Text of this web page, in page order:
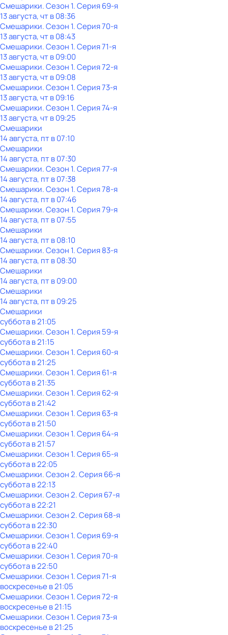
Смешарики. Сезон 1. Серия 69-я
13 августа, чт в 08:36
Смешарики. Сезон 1. Серия 70-я
13 августа, чт в 08:43
Смешарики. Сезон 1. Серия 71-я
13 августа, чт в 09:00
Смешарики. Сезон 1. Серия 72-я
13 августа, чт в 09:08
Смешарики. Сезон 1. Серия 73-я
13 августа, чт в 09:16
Смешарики. Сезон 1. Серия 74-я
13 августа, чт в 09:25
Смешарики
14 августа, пт в 07:10
Смешарики
14 августа, пт в 07:30
Смешарики. Сезон 1. Серия 77-я
14 августа, пт в 07:38
Смешарики. Сезон 1. Серия 78-я
14 августа, пт в 07:46
Смешарики. Сезон 1. Серия 79-я
14 августа, пт в 07:55
Смешарики
14 августа, пт в 08:10
Смешарики. Сезон 1. Серия 83-я
14 августа, пт в 08:30
Смешарики
14 августа, пт в 09:00
Смешарики
14 августа, пт в 09:25
Смешарики
субботав21:05
Смешарики. Сезон 1. Серия 59-я
субботав21:15
Смешарики. Сезон 1. Серия 60-я
субботав21:25
Смешарики. Сезон 1. Серия 61-я
субботав21:35
Смешарики. Сезон 1. Серия 62-я
субботав21:42
Смешарики. Сезон 1. Серия 63-я
субботав21:50
Смешарики. Сезон 1. Серия 64-я
субботав21:57
Смешарики. Сезон 1. Серия 65-я
субботав22:05
Смешарики. Сезон 2. Серия 66-я
субботав22:13
Смешарики. Сезон 2. Серия 67-я
субботав22:21
Смешарики. Сезон 2. Серия 68-я
субботав22:30
Смешарики. Сезон 1. Серия 69-я
субботав22:40
Смешарики. Сезон 1. Серия 70-я
субботав22:50
Смешарики. Сезон 1. Серия 71-я
воскресенье в21:05
Смешарики. Сезон 1. Серия 72-я
воскресенье в21:15
Смешарики. Сезон 1. Серия 73-я
воскресенье в21:25